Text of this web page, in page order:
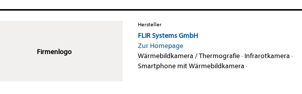
Firmenlogo
Hersteller
FLIR Systems GmbH
Zur Homepage
Wärmebildkamera / Thermografie· Infrarotkamera ·
Smartphone mit Wärmebildkamera ·